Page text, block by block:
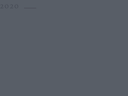
2020